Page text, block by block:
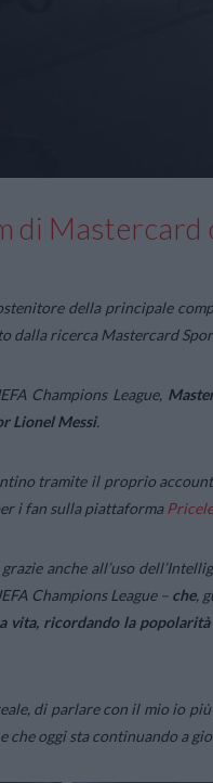
di Mastercard
della principale
dalla ricerca Mastercard
Champions League,
Lionel Messi.
tramite il proprio
i fan sulla piattaforma
anche all’uso
Champions League – che,
vita, ricordando la
di parlare con il mio io
oggi sta continuando a